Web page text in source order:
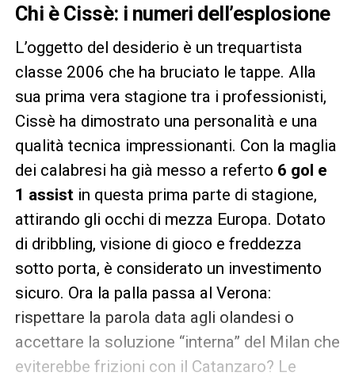
Chi è Cissè: i numeri dell’esplosione
L’oggetto del desiderio è un trequartista
classe 2006 che ha bruciato le tappe. Alla
sua prima vera stagione tra i professionisti,
Cissè ha dimostrato una personalità e una
qualità tecnica impressionanti. Con la maglia
dei calabresi ha già messo a referto 6 gol e
1 assistin questa prima parte di stagione,
attirando gli occhi di mezza Europa. Dotato
di dribbling, visione di gioco e freddezza
sotto porta, è considerato un investimento
sicuro. Ora la palla passa al Verona:
rispettare la parola data agli olandesi o
accettare la soluzione “interna” del Milan che
eviterebbe frizioni con il Catanzaro? Le